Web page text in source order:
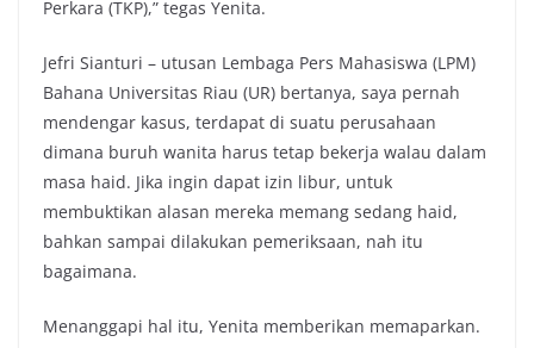
Perkara (TKP),” tegas Yenita.
Jefri Sianturi – utusan Lembaga Pers Mahasiswa (LPM)
Bahana Universitas Riau (UR) bertanya, saya pernah
mendengar kasus, terdapat di suatu perusahaan
dimana buruh wanita harus tetap bekerja walau dalam
masa haid. Jika ingin dapat izin libur, untuk
membuktikan alasan mereka memang sedang haid,
bahkan sampai dilakukan pemeriksaan, nah itu
bagaimana.
Menanggapi hal itu, Yenita memberikan memaparkan.